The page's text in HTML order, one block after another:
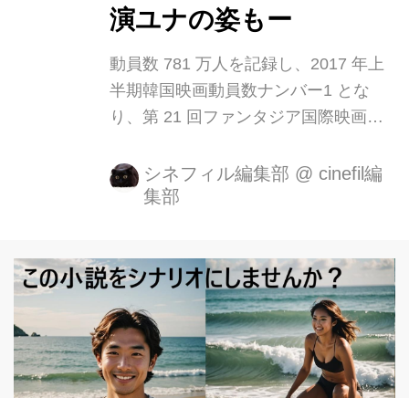
朝鮮の最強エリート刑...
演ユナの姿もー
動員数 781 万人を記録し、2017 年上
半期韓国映画動員数ナンバー1 とな
り、第 21 回ファンタジア国際映画祭
ヒットアクションエンターテインメン
ト『コンフィデンシャル/共助』の公開
す。 この度、解禁となる本予告映像で
は、北朝鮮と韓国の“共助捜査”の素と
なる緊迫の北朝鮮での冒頭シーンから
始まります。そこには北朝鮮の制服姿
のヒョンビンが裏切り者の上司役で、
シネフィル編集部 @ cinefil編
集部